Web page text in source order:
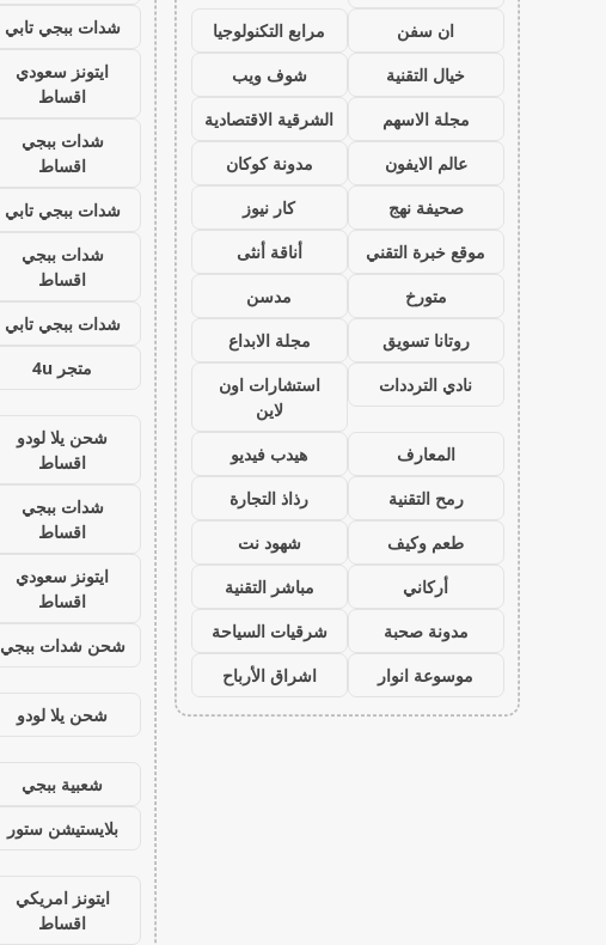
ان سفن
مرابع التكنولوجيا
خيال التقنية
شوف ويب
مجلة الاسهم
الشرقية الاقتصادية
عالم الايفون
مدونة كوكان
صحيفة نهج
كار نيوز
موقع خبرة التقني
أناقة أنثى
متورخ
مدسن
روتانا تسويق
مجلة الابداع
نادي الترددات
استشارات اون
لاين
المعارف
هيدب فيديو
رمح التقنية
رذاذ التجارة
طعم وكيف
شهود نت
أركاني
مباشر التقنية
مدونة صحبة
شرقيات السياحة
موسوعة انوار
اشراق الأرباح
شدات ببجي تابي
ايتونز سعودي
اقساط
شدات ببجي
اقساط
شدات ببجي تابي
شدات ببجي
اقساط
شدات ببجي تابي
متجر 4u
شحن يلا لودو
اقساط
شدات ببجي
اقساط
ايتونز سعودي
اقساط
شحن شدات ببجي
شحن يلا لودو
شعبية ببجي
بلايستيشن ستور
ايتونز امريكي
اقساط